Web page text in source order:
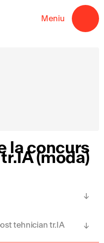
Meniu
la concurs
(moda)
tehnician tr.IA